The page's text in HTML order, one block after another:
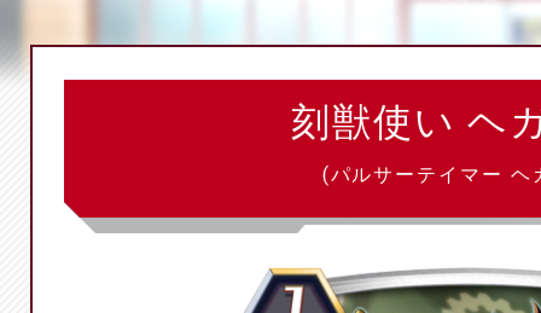
刻獣使い ヘ
(パルサーテイマー ヘ